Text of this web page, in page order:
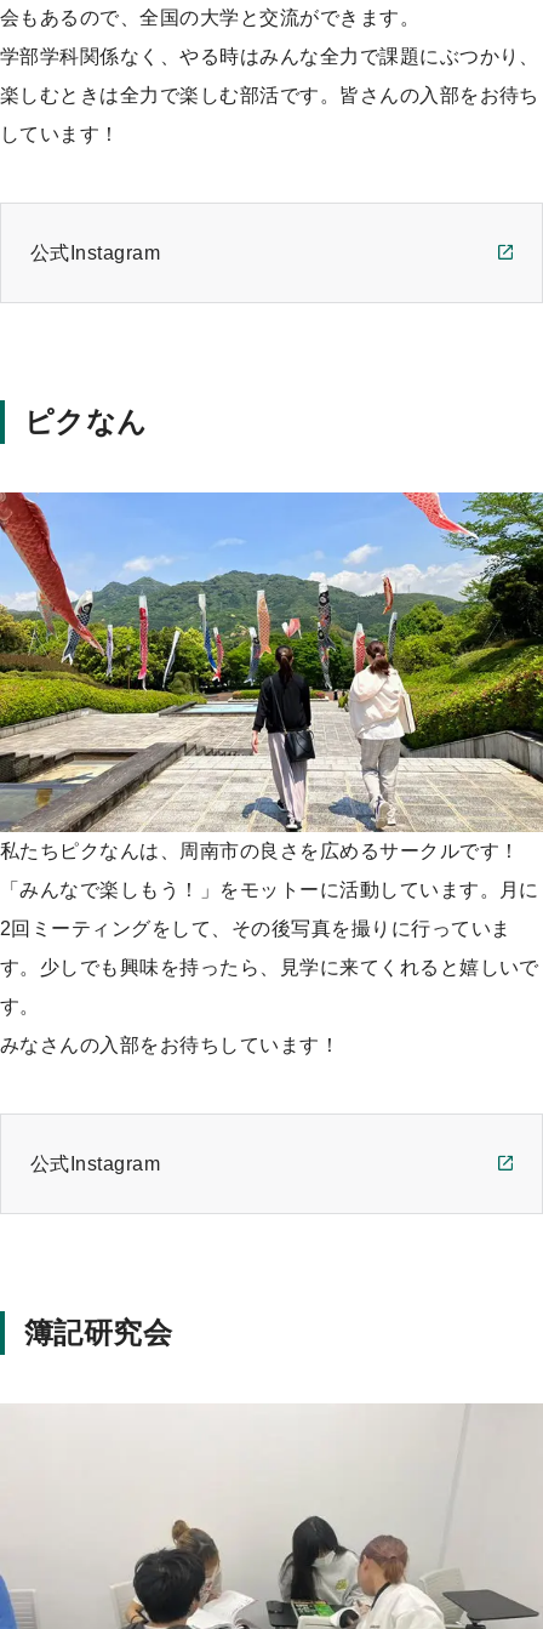
会もあるので、全国の大学と交流ができます。
学部学科関係なく、やる時はみんな全力で課題にぶつかり、
楽しむときは全力で楽しむ部活です。皆さんの入部をお待ち
しています！
公式Instagram
ピクなん
私たちピクなんは、周南市の良さを広めるサークルです！
「みんなで楽しもう！」をモットーに活動しています。月に
2回ミーティングをして、その後写真を撮りに行っていま
す。少しでも興味を持ったら、見学に来てくれると嬉しいで
す。
みなさんの入部をお待ちしています！
公式Instagram
簿記研究会